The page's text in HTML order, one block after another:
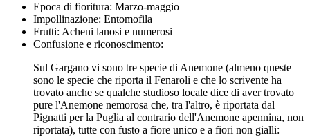
Epoca di fioritura: Marzo-maggio
Impollinazione: Entomofila
Frutti: Acheni lanosi e numerosi
Confusione e riconoscimento:
Sul Gargano vi sono tre specie di Anemone (almeno queste
sono le specie che riporta il Fenaroli e che lo scrivente ha
trovato anche se qualche studioso locale dice di aver trovato
pure l'Anemone nemorosa che, tra l'altro, è riportata dal
Pignatti per la Puglia al contrario dell'Anemone apennina, non
riportata), tutte con fusto a fiore unico e a fiori non gialli: